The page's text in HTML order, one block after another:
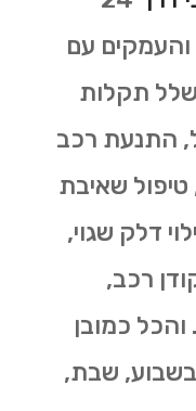
והעמקים עם
שלל תקלות
התנעת רכב
שאיבת
דלק שגוי,
רכב,
כמובן
7 ימים בשבוע, שבת,